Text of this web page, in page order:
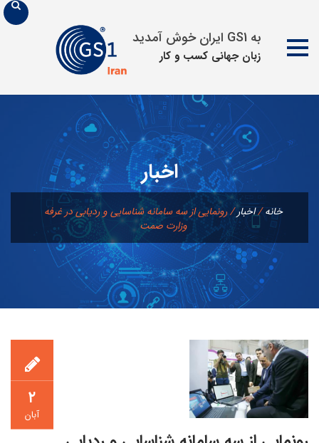
به GS1 ایران خوش آمدید
زبان جهانی كسب و كار
محتوا
اخبار
خانه/اخبار/رونمایی از سه سامانه شناسایی و ردیابی در غرفه
وزارت صمت
۲
آبان